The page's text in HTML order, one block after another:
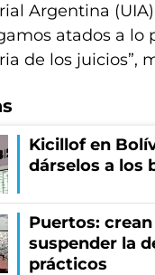
Argentina
atados a
de los juicios”,
Kicillof en
dárselos a los
Puertos:
suspender la
prácticos